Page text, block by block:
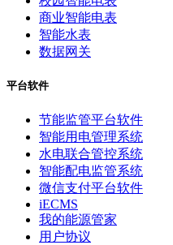
商业智能电表
智能水表
数据网关
平台软件
节能监管平台软件
智能用电管理系统
水电联合管控系统
智能配电监管系统
微信支付平台软件
iECMS
我的能源管家
用户协议